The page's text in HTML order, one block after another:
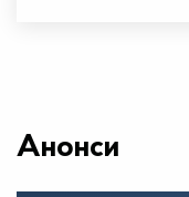
Анонси